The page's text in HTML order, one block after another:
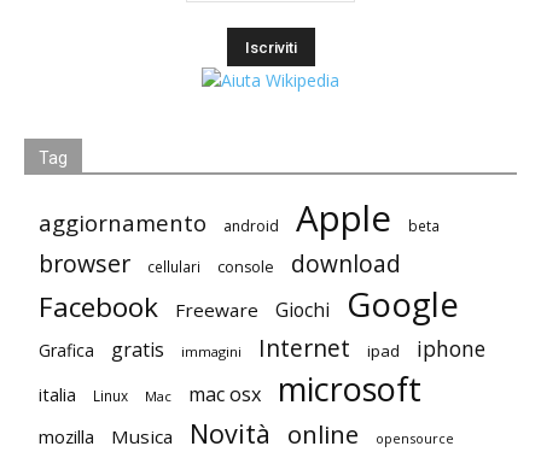
Tag
aggiornamento android Apple beta
browser cellulari console download
Facebook Freeware Giochi Google
Grafica gratis immagini Internet ipad iphone
italia Linux Mac mac osx microsoft
mozilla Musica Novità online opensource